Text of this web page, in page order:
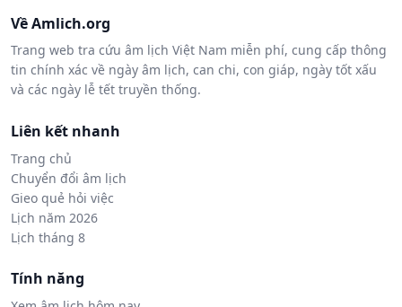
Về Amlich.org
Trang web tra cứu âm lịch Việt Nam miễn phí, cung cấp thông
tin chính xác về ngày âm lịch, can chi, con giáp, ngày tốt xấu
và các ngày lễ tết truyền thống.
Liên kết nhanh
Trang chủ
Chuyển đổi âm lịch
Gieo quẻ hỏi việc
Lịch năm 2026
Lịch tháng 8
Tính năng